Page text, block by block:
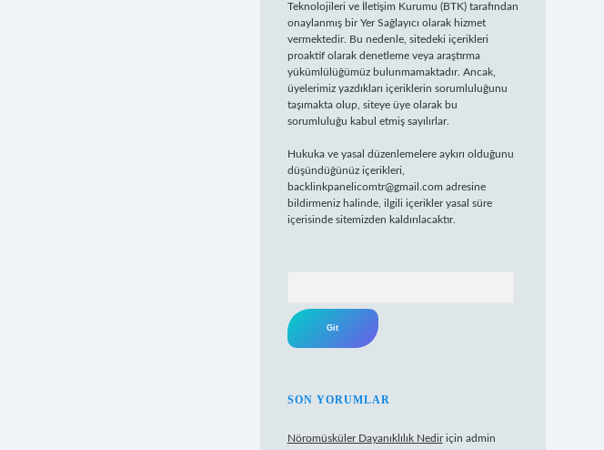
Teknolojileri ve İletişim Kurumu (BTK) tarafından
onaylanmış bir Yer Sağlayıcı olarak hizmet
vermektedir. Bu nedenle, sitedeki içerikleri
proaktif olarak denetleme veya araştırma
yükümlülüğümüz bulunmamaktadır. Ancak,
üyelerimiz yazdıkları içeriklerin sorumluluğunu
taşımakta olup, siteye üye olarak bu
sorumluluğu kabul etmiş sayılırlar.
Hukuka ve yasal düzenlemelere aykırı olduğunu
düşündüğünüz içerikleri,
backlinkpanelicomtr@gmail.com adresine
bildirmeniz halinde, ilgili içerikler yasal süre
içerisinde sitemizden kaldırılacaktır.
SON YORUMLAR
Nöromüsküler Dayanıklılık Nediriçin admin